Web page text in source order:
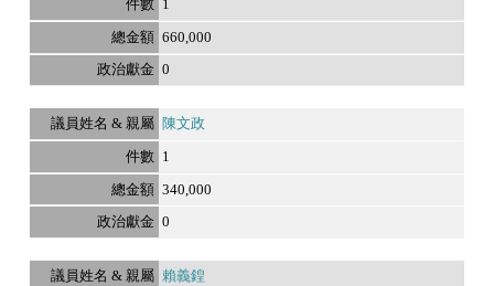
1
660,000
0
陳文政
1
340,000
0
賴義鍠